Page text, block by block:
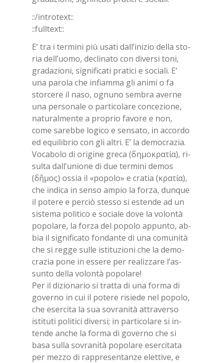
::/in­tro­text::
::full­text::
E’ tra i ter­mi­ni più usa­ti dal­l’i­ni­zio del­la sto­
ria del­l’uo­mo, de­cli­na­to con di­ver­si toni,
gra­da­zio­ni, si­gni­fi­ca­ti pra­ti­ci e so­cia­li. E’
una pa­ro­la che in­fiam­ma gli ani­mi o fa
stor­ce­re il naso, ognu­no sem­bra aver­ne
una per­so­na­le o par­ti­co­la­re con­ce­zio­ne,
na­tu­ral­men­te a pro­prio fa­vo­re e non,
come sa­reb­be lo­gi­co e sen­sa­to, in ac­cor­do
ed equi­li­brio con gli al­tri. E’ la de­mo­cra­zia.
Vo­ca­bo­lo di ori­gi­ne gre­ca (δημοκρατία), ri­
sul­ta dal­l’u­nio­ne di due ter­mi­ni de­mos
(δῆμος) os­sia il «po­po­lo» e cra­tia (κρατία),
che in­di­ca in sen­so am­pio la for­za, dun­que
il po­te­re e per­ciò stes­so si esten­de ad un
si­ste­ma po­li­ti­co e so­cia­le dove la vo­lon­tà
po­po­la­re, la for­za del po­po­lo ap­pun­to, ab­
bia il si­gni­fi­ca­to fon­dan­te di una co­mu­ni­tà
che si reg­ge sul­le isti­tu­zio­ni che la de­mo­
cra­zia pone in es­se­re per rea­liz­za­re l’as­
sun­to del­la vo­lon­tà po­po­la­re!
Per il di­zio­na­rio si trat­ta di una for­ma di
go­ver­no in cui il po­te­re ri­sie­de nel po­po­lo,
che eser­ci­ta la sua so­vra­ni­tà at­tra­ver­so
isti­tu­ti po­li­ti­ci di­ver­si; in par­ti­co­la­re si in­
ten­de an­che la for­ma di go­ver­no che si
basa sul­la so­vra­ni­tà po­po­la­re eser­ci­ta­ta
per mez­zo di rap­pre­sen­tan­ze elet­ti­ve, e